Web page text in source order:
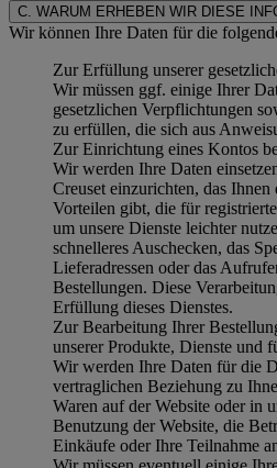
C. WARUM ERHEBEN WIR DIESE
Wir können Ihre Daten für die
Zur Erfüllung unserer
Wir müssen ggf. einige Ihrer
gesetzlichen Verpflichtungen
zu erfüllen, die sich aus
Zur Einrichtung eines Kontos
Wir werden Ihre Daten
Creuset einzurichten, das
Vorteilen gibt, die für
um unsere Dienste leichter
schnelleres Auschecken, das
Lieferadressen oder das
Bestellungen. Diese
Erfüllung dieses Dienstes.
Zur Bearbeitung Ihrer
unserer Produkte, Dienste und
Wir werden Ihre Daten für die
vertraglichen Beziehung zu
Waren auf der Website oder in
Benutzung der Website, die
Einkäufe oder Ihre Teilnahme